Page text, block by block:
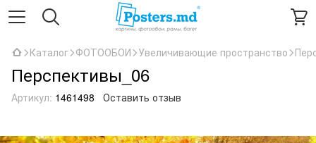
Каталог ФОТООБОИ Увеличивающие пространство
Перспективы_06
Артикул: 1461498 Оставить отзыв